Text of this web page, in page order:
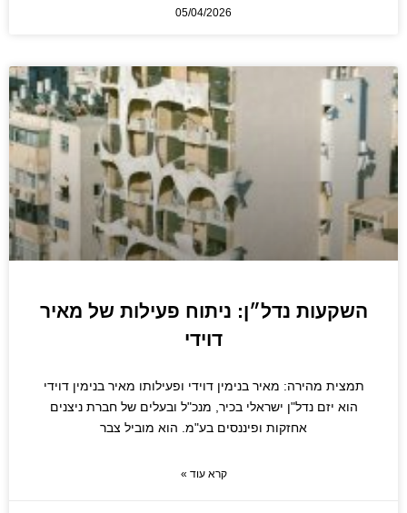
05/04/2026
השקעות נדל״ן: ניתוח פעילות של מאיר
דוידי
תמצית מהירה: מאיר בנימין דוידי ופעילותו מאיר בנימין דוידי
הוא יזם נדל"ן ישראלי בכיר, מנכ"ל ובעלים של חברת ניצנים
אחזקות ופיננסים בע"מ. הוא מוביל צבר
קרא עוד »